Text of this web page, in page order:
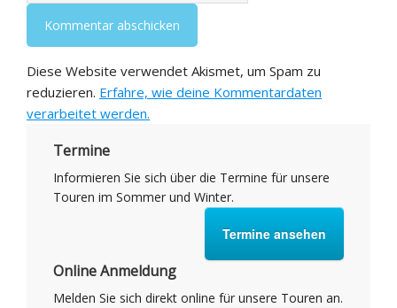
Diese Website verwendet Akismet, um Spam zu
reduzieren. Erfahre, wie deine Kommentardaten
verarbeitet werden.
Termine
Informieren Sie sich über die Termine für unsere
Touren im Sommer und Winter.
Termine ansehen
Online Anmeldung
Melden Sie sich direkt online für unsere Touren an.